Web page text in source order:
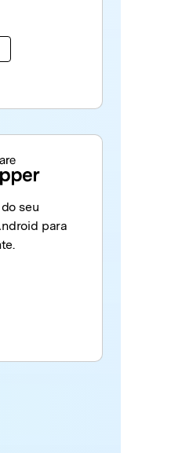
seu
para